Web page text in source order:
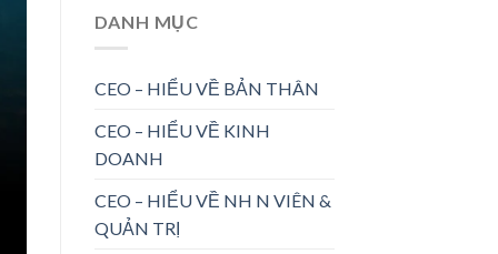
DANH MỤC
CEO – HIỂU VỀ BẢN THÂN
CEO – HIỂU VỀ KINH
DOANH
CEO – HIỂU VỀ NH N VIÊN &
QUẢN TRỊ